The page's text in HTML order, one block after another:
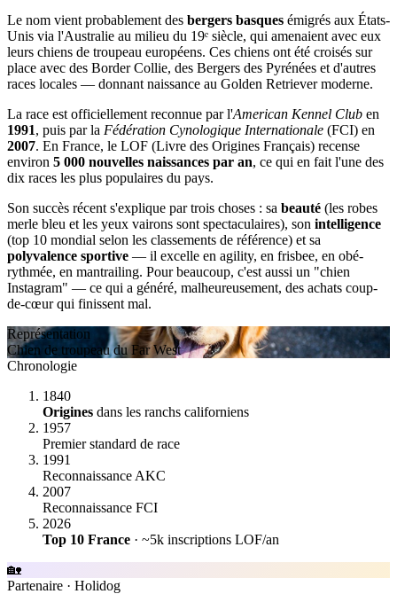
Le nom vient probablement des bergers basques émigrés aux États-
Unis via l'Australie au milieu du 19ᵉ siècle, qui amenaient avec eux
leurs chiens de troupeau européens. Ces chiens ont été croisés sur
place avec des Border Collie, des Bergers des Pyrénées et d'autres
races locales — donnant naissance au Golden Retriever moderne.
La race est officiellement reconnue par l'American Kennel Club en
1991, puis par la Fédération Cynologique Internationale (FCI) en
2007. En France, le LOF (Livre des Origines Français) recense
environ 5 000 nouvelles naissances par an, ce qui en fait l'une des
dix races les plus populaires du pays.
Son succès récent s'explique par trois choses : sa beauté (les robes
merle bleu et les yeux vairons sont spectaculaires), son intelligence
(top 10 mondial selon les classements de référence) et sa
polyvalence sportive — il excelle en agility, en frisbee, en obé-
rythmée, en mantrailing. Pour beaucoup, c'est aussi un "chien
Instagram" — ce qui a généré, malheureusement, des achats coup-
de-cœur qui finissent mal.
Représentation
Chien de troupeau du Far West
Chronologie
1840
Origines dans les ranchs californiens
1957
Premier standard de race
1991
Reconnaissance AKC
2007
Reconnaissance FCI
2026
Top 10 France · ~5k inscriptions LOF/an
🏡
Partenaire · Holidog